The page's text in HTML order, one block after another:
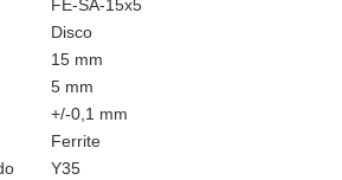
FE-SA-15x5
Disco
15 mm
5 mm
+/-0,1 mm
Ferrite
Y35